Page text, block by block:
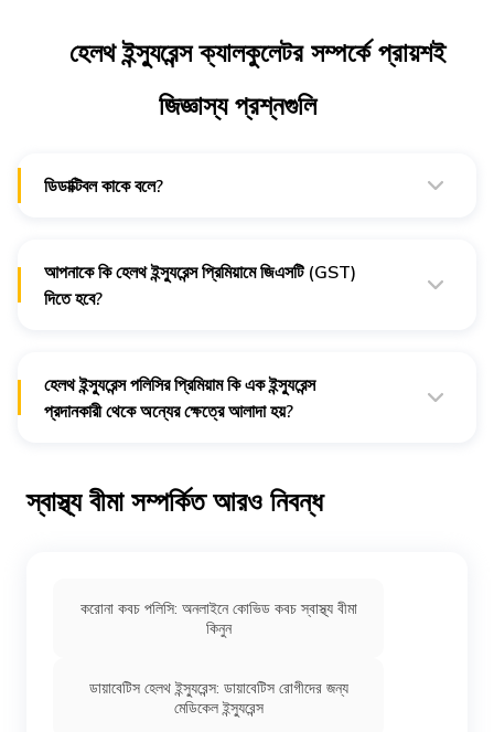
হেলথ ইন্স্যুরেন্স ক্যালকুলেটর সম্পর্কে প্রায়শই
জিজ্ঞাস্য প্রশ্নগুলি
ডিডাক্টিবল কাকে বলে?
আপনাকে কি হেলথ ইন্স্যুরেন্স প্রিমিয়ামে জিএসটি (GST)
দিতে হবে?
হেলথ ইন্স্যুরেন্স পলিসির প্রিমিয়াম কি এক ইন্স্যুরেন্স
প্রদানকারী থেকে অন্যের ক্ষেত্রে আলাদা হয়?
স্বাস্থ্য বীমা সম্পর্কিত আরও নিবন্ধ
করোনা কবচ পলিসি: অনলাইনে কোভিড কবচ স্বাস্থ্য বীমা
কিনুন
ডায়াবেটিস হেলথ ইন্স্যুরেন্স: ডায়াবেটিস রোগীদের জন্য
মেডিকেল ইন্স্যুরেন্স